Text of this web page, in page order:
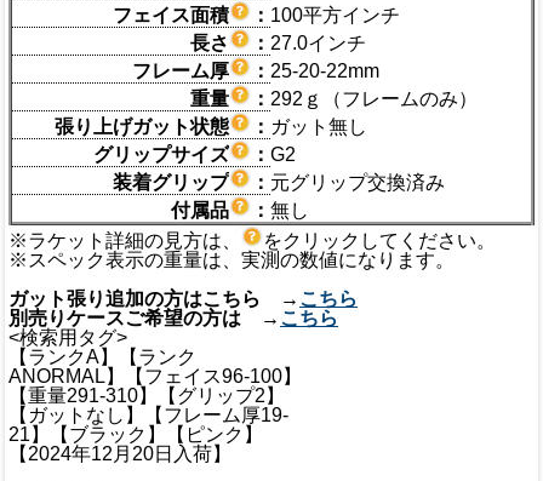
フェイス面積
： 100平方インチ
長さ
： 27.0インチ
フレーム厚
： 25-20-22mm
重量
： 292ｇ（フレームのみ）
張り上げガット状態
： ガット無し
グリップサイズ
： G2
装着グリップ
： 元グリップ交換済み
付属品
： 無し
※ラケット詳細の見方は、
をクリックしてください。
※スペック表示の重量は、実測の数値になります。
ガット張り追加の方はこちら → こちら
別売りケースご希望の方は → こちら
<検索用タグ>
【ランクA】【ランク
ANORMAL】【フェイス96-100】
【重量291-310】【グリップ2】
【ガットなし】【フレーム厚19-
21】【ブラック】【ピンク】
【2024年12月20日入荷】